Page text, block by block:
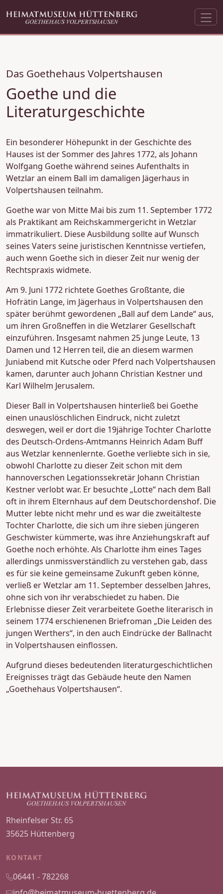
Das Goethehaus Volpertshausen
Goethe und die
Literaturgeschichte
Ein besonderer Höhepunkt in der Geschichte des
Hauses ist der Sommer des Jahres 1772, als Johann
Wolfgang Goethe während seines Aufenthalts in
Wetzlar an einem Ball im damaligen Jägerhaus in
Volpertshausen teilnahm.
Goethe war von Mitte Mai bis zum 11. September 1772
als Praktikant am Reichskammergericht in Wetzlar
immatrikuliert. Diese Ausbildung sollte auf Wunsch
seines Vaters seine juristischen Kenntnisse vertiefen,
auch wenn Goethe sich in dieser Zeit nur wenig der
Rechtspraxis widmete.
Am 9. Juni 1772 richtete Goethes Großtante, die
Hofrätin Lange, im Jägerhaus in Volpertshausen den
später berühmt gewordenen „Ball auf dem Lande“ aus,
um ihren Großneffen in die Wetzlarer Gesellschaft
einzuführen. Insgesamt nahmen 25 junge Leute, 13
Damen und 12 Herren teil, die an diesem warmen
Juniabend mit Kutsche oder Pferd nach Volpertshausen
kamen, darunter auch Johann Christian Kestner und
Karl Wilhelm Jerusalem.
Dieser Ball in Volpertshausen hinterließ bei Goethe
einen unauslöschlichen Eindruck, nicht zuletzt
deswegen, weil er dort die 19jährige Tochter Charlotte
des Deutsch-Ordens-Amtmanns Heinrich Adam Buff
aus Wetzlar kennenlernte. Goethe verliebte sich in sie,
obwohl Charlotte zu dieser Zeit schon mit dem
hannoverschen Legationssekretär Johann Christian
Kestner verlobt war. Er besuchte „Lotte“ nach dem Ball
oft in ihrem Elternhaus auf dem Deutschordenshof. Die
Mutter lebte nicht mehr und es war die zweitälteste
Tochter Charlotte, die sich um ihre sieben jüngeren
Geschwister kümmerte, was ihre Anziehungskraft auf
Goethe noch erhöhte. Als Charlotte ihm eines Tages
allerdings unmissverständlich zu verstehen gab, dass
es für sie keine gemeinsame Zukunft geben könne,
verließ er Wetzlar am 11. September desselben Jahres,
ohne sich von ihr verabschiedet zu haben. Die
Erlebnisse dieser Zeit verarbeitete Goethe literarisch in
seinem 1774 erschienenen Briefroman „Die Leiden des
jungen Werthers“, in den auch Eindrücke der Ballnacht
in Volpertshausen einflossen.
Aufgrund dieses bedeutenden literaturgeschichtlichen
Ereignisses trägt das Gebäude heute den Namen
„Goethehaus Volpertshausen“.
Rheinfelser Str. 65
35625 Hüttenberg
KONTAKT
06441 - 782268